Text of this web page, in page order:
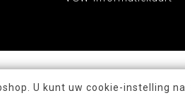
U kunt uw cookie-instelling